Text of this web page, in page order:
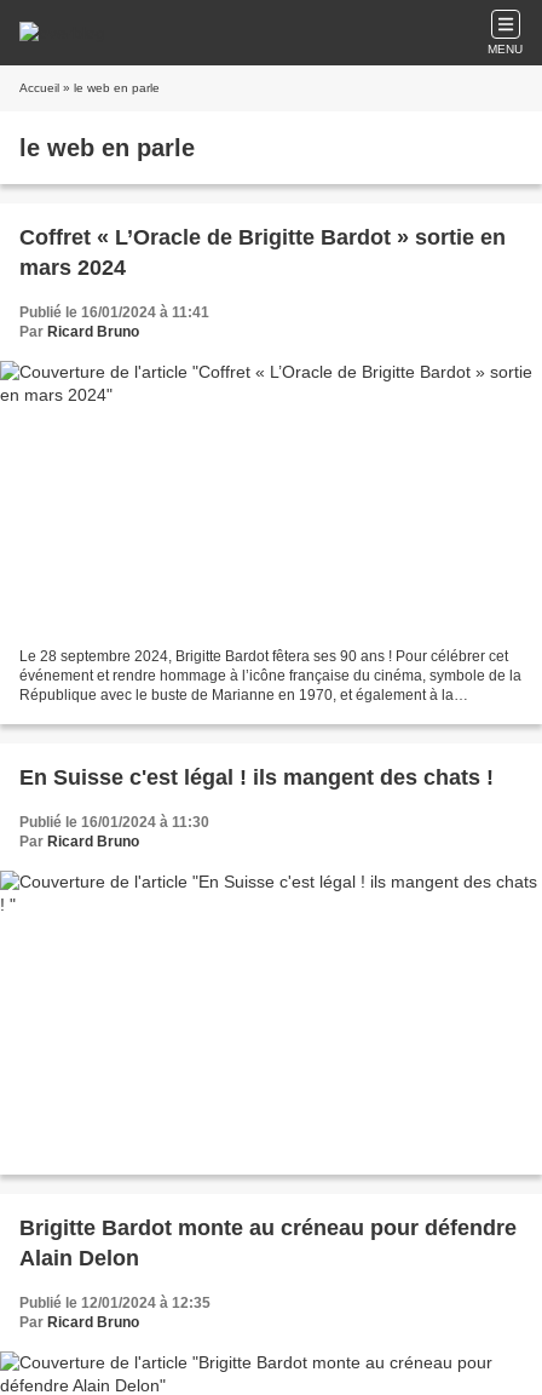
MENU
Accueil » le web en parle
le web en parle
Coffret « L’Oracle de Brigitte Bardot » sortie en
mars 2024
Publié le 16/01/2024 à 11:41
Par Ricard Bruno
Le 28 septembre 2024, Brigitte Bardot fêtera ses 90 ans ! Pour célébrer cet
événement et rendre hommage à l’icône française du cinéma, symbole de la
République avec le buste de Marianne en 1970, et également à la
En Suisse c'est légal ! ils mangent des chats !
Publié le 16/01/2024 à 11:30
Par Ricard Bruno
Brigitte Bardot monte au créneau pour défendre
Alain Delon
Publié le 12/01/2024 à 12:35
Par Ricard Bruno